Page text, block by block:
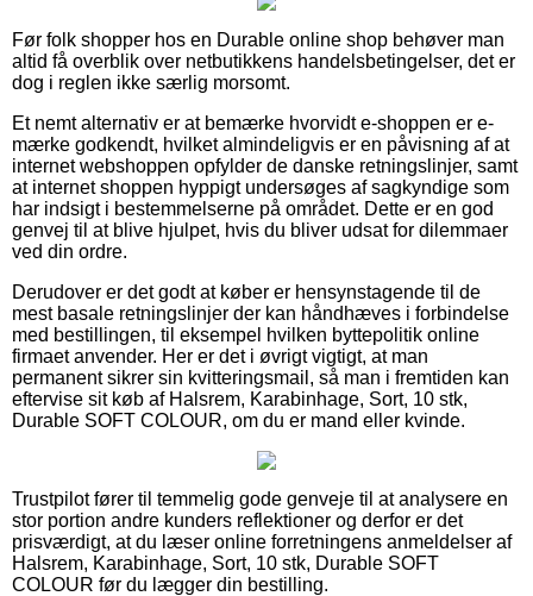
Før folk shopper hos en Durable online shop behøver man
altid få overblik over netbutikkens handelsbetingelser, det er
dog i reglen ikke særlig morsomt.
Et nemt alternativ er at bemærke hvorvidt e-shoppen er e-
mærke godkendt, hvilket almindeligvis er en påvisning af at
internet webshoppen opfylder de danske retningslinjer, samt
at internet shoppen hyppigt undersøges af sagkyndige som
har indsigt i bestemmelserne på området. Dette er en god
genvej til at blive hjulpet, hvis du bliver udsat for dilemmaer
ved din ordre.
Derudover er det godt at køber er hensynstagende til de
mest basale retningslinjer der kan håndhæves i forbindelse
med bestillingen, til eksempel hvilken byttepolitik online
firmaet anvender. Her er det i øvrigt vigtigt, at man
permanent sikrer sin kvitteringsmail, så man i fremtiden kan
eftervise sit køb af Halsrem, Karabinhage, Sort, 10 stk,
Durable SOFT COLOUR, om du er mand eller kvinde.
Trustpilot fører til temmelig gode genveje til at analysere en
stor portion andre kunders reflektioner og derfor er det
prisværdigt, at du læser online forretningens anmeldelser af
Halsrem, Karabinhage, Sort, 10 stk, Durable SOFT
COLOUR før du lægger din bestilling.